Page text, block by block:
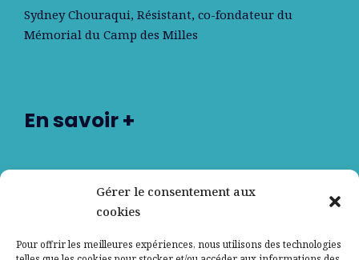
Gérer le consentement aux
cookies
Pour offrir les meilleures expériences, nous utilisons des technologies
Sydney Chouraqui, Résistant, co-fondateur du
Mémorial du Camp des Milles
En savoir +
Nos partenaires